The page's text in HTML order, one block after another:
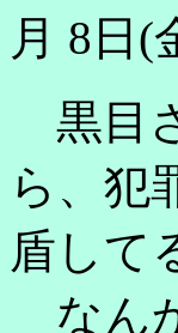
月 8日(
黒目
ら、犯
盾して
なん